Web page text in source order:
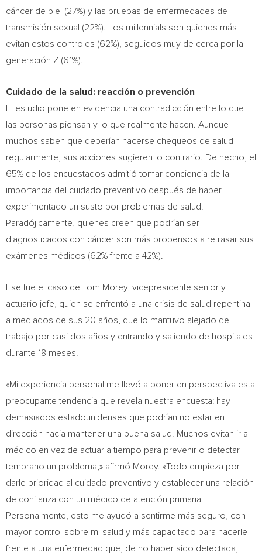
cáncer de piel (27%) y las pruebas de enfermedades de
transmisión sexual (22%). Los millennials son quienes más
evitan estos controles (62%), seguidos muy de cerca por la
generación Z (61%).
Cuidado de la salud: reacción o prevención
El estudio pone en evidencia una contradicción entre lo que
las personas piensan y lo que realmente hacen. Aunque
muchos saben que deberían hacerse chequeos de salud
regularmente, sus acciones sugieren lo contrario. De hecho, el
65% de los encuestados admitió tomar conciencia de la
importancia del cuidado preventivo después de haber
experimentado un susto por problemas de salud.
Paradójicamente, quienes creen que podrían ser
diagnosticados con cáncer son más propensos a retrasar sus
exámenes médicos (62% frente a 42%).
Ese fue el caso de Tom Morey, vicepresidente senior y
actuario jefe, quien se enfrentó a una crisis de salud repentina
a mediados de sus 20 años, que lo mantuvo alejado del
trabajo por casi dos años y entrando y saliendo de hospitales
durante 18 meses.
«Mi experiencia personal me llevó a poner en perspectiva esta
preocupante tendencia que revela nuestra encuesta: hay
demasiados estadounidenses que podrían no estar en
dirección hacia mantener una buena salud. Muchos evitan ir al
médico en vez de actuar a tiempo para prevenir o detectar
temprano un problema,» afirmó Morey. «Todo empieza por
darle prioridad al cuidado preventivo y establecer una relación
de confianza con un médico de atención primaria.
Personalmente, esto me ayudó a sentirme más seguro, con
mayor control sobre mi salud y más capacitado para hacerle
frente a una enfermedad que, de no haber sido detectada,